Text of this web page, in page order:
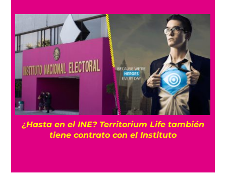
¿Hasta en el INE? Territorium Life también
tiene contrato con el Instituto